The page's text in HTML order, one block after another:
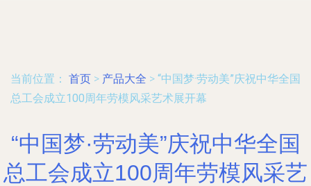
当前位置： 首页 > 产品大全 > “中国梦·劳动美”庆祝中华全国
总工会成立100周年劳模风采艺术展开幕
“中国梦·劳动美”庆祝中华全国
总工会成立100周年劳模风采艺